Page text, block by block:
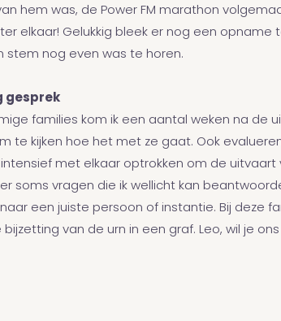
hem was, de Power FM marathon
elkaar! Gelukkig bleek er nog een opname
stem nog even was te horen.
gesprek
families kom ik een aantal weken na de
te kijken hoe het met ze gaat. Ook
met elkaar optrokken om de uitvaart
soms vragen die ik wellicht kan
een juiste persoon of instantie. Bij deze
bijzetting van de urn in een graf. Leo, wil je